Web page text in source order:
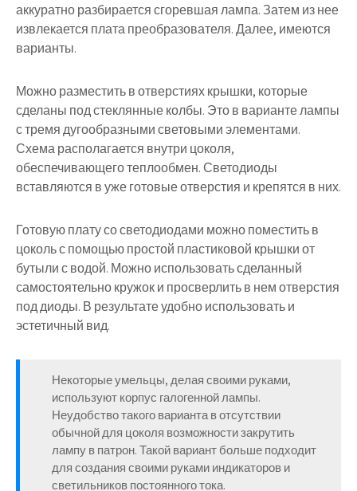
аккуратно разбирается сгоревшая лампа. Затем из нее
извлекается плата преобразователя. Далее, имеются
варианты.
Можно разместить в отверстиях крышки, которые
сделаны под стеклянные колбы. Это в варианте лампы
с тремя дугообразными световыми элементами.
Схема располагается внутри цоколя,
обеспечивающего теплообмен. Светодиоды
вставляются в уже готовые отверстия и крепятся в них.
Готовую плату со светодиодами можно поместить в
цоколь с помощью простой пластиковой крышки от
бутыли с водой. Можно использовать сделанный
самостоятельно кружок и просверлить в нем отверстия
под диоды. В результате удобно использовать и
эстетичный вид.
Некоторые умельцы, делая своими руками,
используют корпус галогенной лампы.
Неудобство такого варианта в отсутствии
обычной для цоколя возможности закрутить
лампу в патрон. Такой вариант больше подходит
для создания своими руками индикаторов и
светильников постоянного тока.